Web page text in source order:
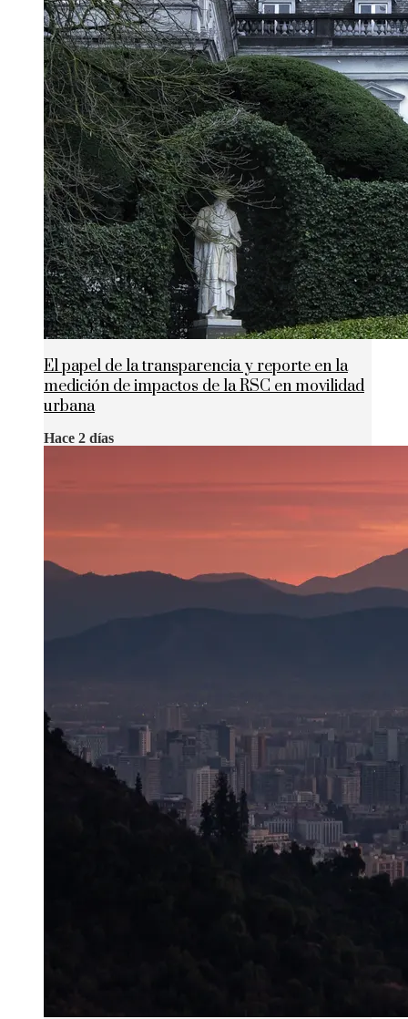
El papel de la transparencia y reporte en la
medición de impactos de la RSC en movilidad
urbana
Hace 2 días